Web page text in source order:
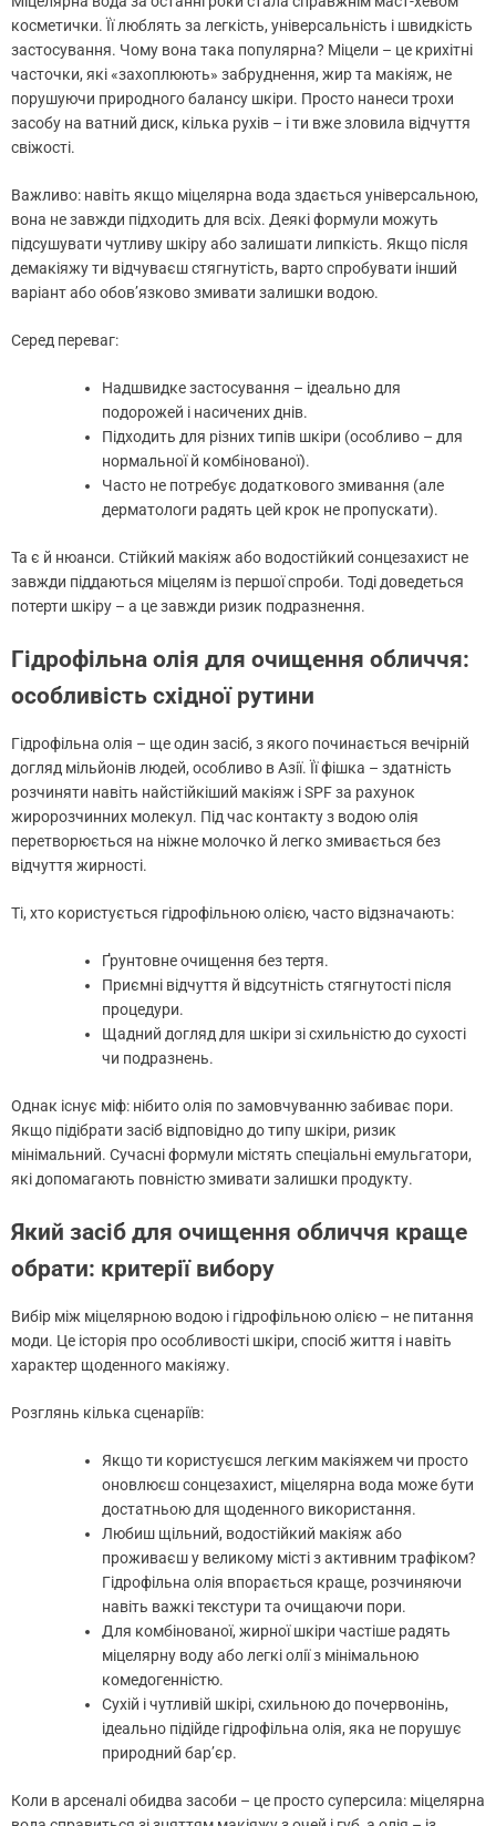
косметички. Її люблять за легкість, універсальність і швидкість
застосування. Чому вона така популярна? Міцели – це крихітні
часточки, які «захоплюють» забруднення, жир та макіяж, не
порушуючи природного балансу шкіри. Просто нанеси трохи
засобу на ватний диск, кілька рухів – і ти вже зловила відчуття
свіжості.
Важливо: навіть якщо міцелярна вода здається універсальною,
вона не завжди підходить для всіх. Деякі формули можуть
підсушувати чутливу шкіру або залишати липкість. Якщо після
демакіяжу ти відчуваєш стягнутість, варто спробувати інший
варіант або обов’язково змивати залишки водою.
Серед переваг:
Надшвидке застосування – ідеально для
подорожей і насичених днів.
Підходить для різних типів шкіри (особливо – для
нормальної й комбінованої).
Часто не потребує додаткового змивання (але
дерматологи радять цей крок не пропускати).
Та є й нюанси. Стійкий макіяж або водостійкий сонцезахист не
завжди піддаються міцелям із першої спроби. Тоді доведеться
потерти шкіру – а це завжди ризик подразнення.
Гідрофільна олія для очищення обличчя:
особливість східної рутини
Гідрофільна олія – ще один засіб, з якого починається вечірній
догляд мільйонів людей, особливо в Азії. Її фішка – здатність
розчиняти навіть найстійкіший макіяж і SPF за рахунок
жиророзчинних молекул. Під час контакту з водою олія
перетворюється на ніжне молочко й легко змивається без
відчуття жирності.
Ті, хто користується гідрофільною олією, часто відзначають:
Ґрунтовне очищення без тертя.
Приємні відчуття й відсутність стягнутості після
процедури.
Щадний догляд для шкіри зі схильністю до сухості
чи подразнень.
Однак існує міф: нібито олія по замовчуванню забиває пори.
Якщо підібрати засіб відповідно до типу шкіри, ризик
мінімальний. Сучасні формули містять спеціальні емульгатори,
які допомагають повністю змивати залишки продукту.
Який засіб для очищення обличчя краще
обрати: критерії вибору
Вибір між міцелярною водою і гідрофільною олією – не питання
моди. Це історія про особливості шкіри, спосіб життя і навіть
характер щоденного макіяжу.
Розглянь кілька сценаріїв:
Якщо ти користуєшся легким макіяжем чи просто
оновлюєш сонцезахист, міцелярна вода може бути
достатньою для щоденного використання.
Любиш щільний, водостійкий макіяж або
проживаєш у великому місті з активним трафіком?
Гідрофільна олія впорається краще, розчиняючи
навіть важкі текстури та очищаючи пори.
Для комбінованої, жирної шкіри частіше радять
міцелярну воду або легкі олії з мінімальною
комедогенністю.
Сухій і чутливій шкірі, схильною до почервонінь,
ідеально підійде гідрофільна олія, яка не порушує
природний бар’єр.
Коли в арсеналі обидва засоби – це просто суперсила: міцелярна